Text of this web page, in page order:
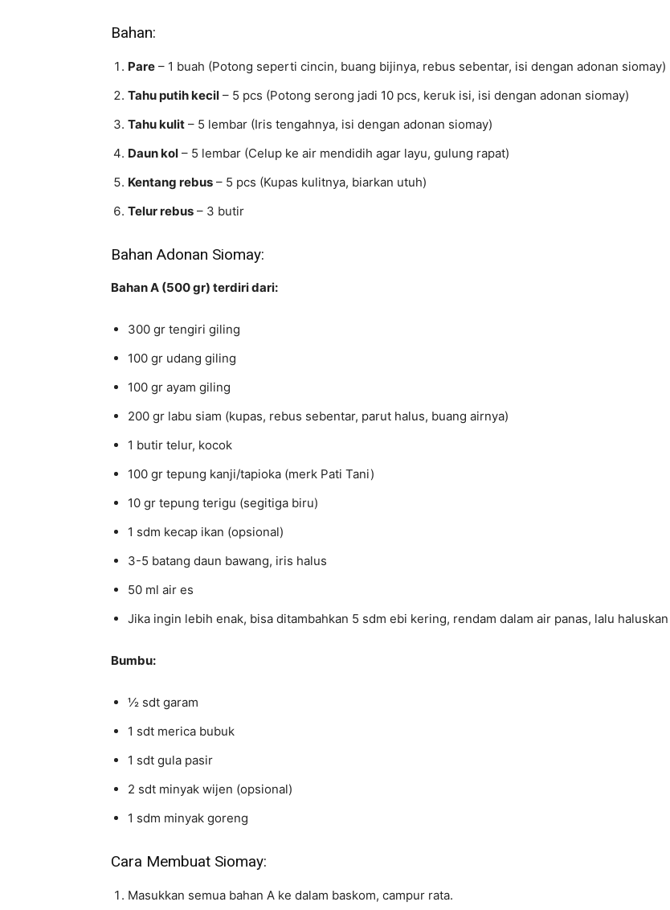
Bahan:
Pare – 1 buah (Potong seperti cincin, buang bijinya, rebus sebentar, isi dengan adonan siomay)
Tahu putih kecil – 5 pcs (Potong serong jadi 10 pcs, keruk isi, isi dengan adonan siomay)
Tahu kulit – 5 lembar (Iris tengahnya, isi dengan adonan siomay)
Daun kol – 5 lembar (Celup ke air mendidih agar layu, gulung rapat)
Kentang rebus – 5 pcs (Kupas kulitnya, biarkan utuh)
Telur rebus – 3 butir
Bahan Adonan Siomay:
Bahan A (500 gr) terdiri dari:
300 gr tengiri giling
100 gr udang giling
100 gr ayam giling
200 gr labu siam (kupas, rebus sebentar, parut halus, buang airnya)
1 butir telur, kocok
100 gr tepung kanji/tapioka (merk Pati Tani)
10 gr tepung terigu (segitiga biru)
1 sdm kecap ikan (opsional)
3-5 batang daun bawang, iris halus
50 ml air es
Jika ingin lebih enak, bisa ditambahkan 5 sdm ebi kering, rendam dalam air panas, lalu haluskan
Bumbu:
½ sdt garam
1 sdt merica bubuk
1 sdt gula pasir
2 sdt minyak wijen (opsional)
1 sdm minyak goreng
Cara Membuat Siomay:
Masukkan semua bahan A ke dalam baskom, campur rata.